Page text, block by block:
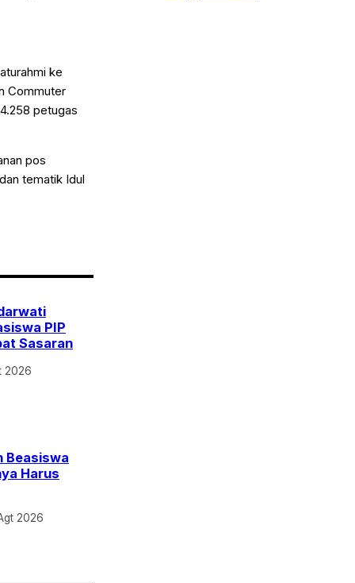
ke
Commuter
petugas
pos
tematik Idul
PIP
Sasaran
2026
Beasiswa
Harus
2026